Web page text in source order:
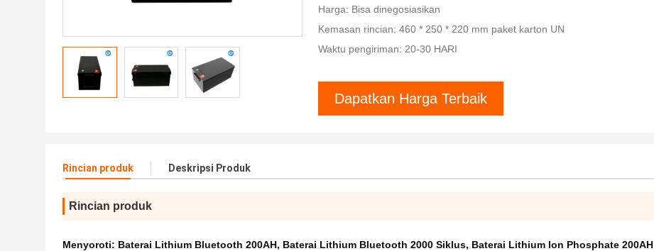
Harga: Bisa dinegosiasikan
Kemasan rincian: 460 * 250 * 220 mm paket karton UN
Waktu pengiriman: 20-30 HARI
Dapatkan Harga Terbaik
Rincian produk Deskripsi Produk
Rincian produk
Menyoroti: Baterai Lithium Bluetooth 200AH, Baterai Lithium Bluetooth 2000 Siklus, Baterai Lithium Ion Phosphate 200AH